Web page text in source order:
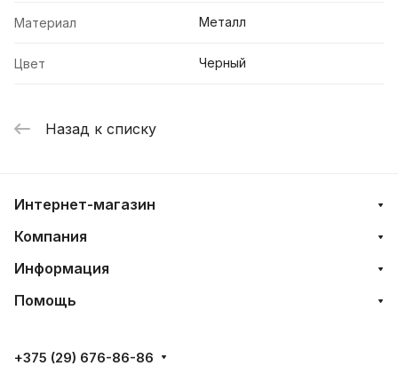
Материал Металл
Цвет Черный
Назад к списку
Интернет-магазин
Компания
Информация
Помощь
+375 (29) 676-86-86